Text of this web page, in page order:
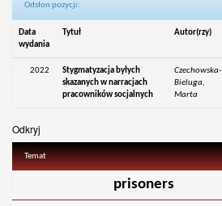
Odsłon pozycji:
Data
wydania
Tytuł Autor(rzy)
2022
Stygmatyzacja byłych
skazanych w narracjach
pracowników socjalnych
Czechowska-
Bieluga,
Marta
Odkryj
Temat
prisoners